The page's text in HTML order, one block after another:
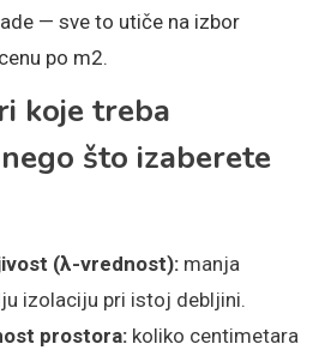
— sve to utiče na izbor
po m2.
koje treba
što izaberete
(λ-vrednost): manja
izolaciju pri istoj debljini.
prostora: koliko centimetara